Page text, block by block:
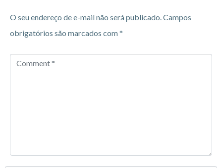
O seu endereço de e-mail não será publicado.Campos
obrigatórios são marcados com*
Comment